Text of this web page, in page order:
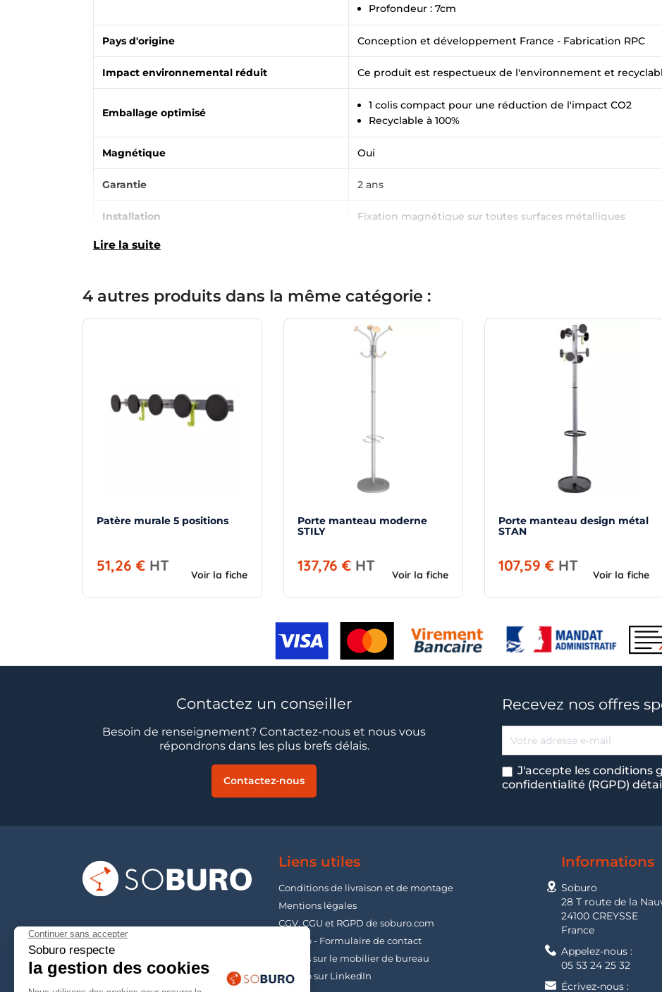
Profondeur : 7cm
Pays d'origine Conception et développement France - Fabrication RPC
Impact environnemental réduit Ce produit est respectueux de l'environnement et
Emballage optimisé
1 colis compact pour une réduction de l'impact CO2
Recyclable à 100%
Magnétique Oui
Garantie 2 ans
Installation Fixation magnétique sur toutes surfaces métalliques
Lire la suite
4 autres produits dans la même catégorie :
Patère murale 5 positions
51,26 € HT
Voir la fiche
Porte manteau moderne
STILY
137,76 € HT
Voir la fiche
Porte manteau design métal
STAN
107,59 € HT
Voir la fiche
Contactez un conseiller
Besoin de renseignement? Contactez-nous et nous vous
répondrons dans les plus brefs délais.
Contactez-nous
Recevez nos offres
J'accepte les conditions
confidentialité (RGPD)
Liens utiles
Conditions de livraison et de montage
Mentions légales
CGV, CGU et RGPD de soburo.com
Soburo - Formulaire de contact
Guides sur le mobilier de bureau
Soburo sur LinkedIn
Informations
Soburo
28 T route de la
24100 CREYSSE
France
Appelez-nous :
05 53 24 25 32
Écrivez-nous :